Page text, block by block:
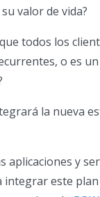
valor de vida?
todos los
o es un
la nueva
aplicaciones y
integrar este